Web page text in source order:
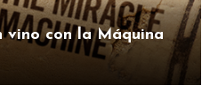
vino con la Máquina